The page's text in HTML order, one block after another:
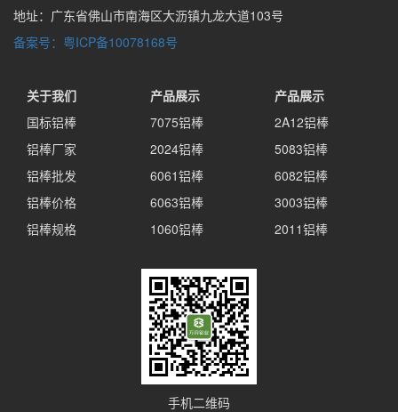
地址：广东省佛山市南海区大沥镇九龙大道103号
备案号：粤ICP备10078168号
关于我们
国标铝棒
铝棒厂家
铝棒批发
铝棒价格
铝棒规格
产品展示
7075铝棒
2024铝棒
6061铝棒
6063铝棒
1060铝棒
产品展示
2A12铝棒
5083铝棒
6082铝棒
3003铝棒
2011铝棒
手机二维码